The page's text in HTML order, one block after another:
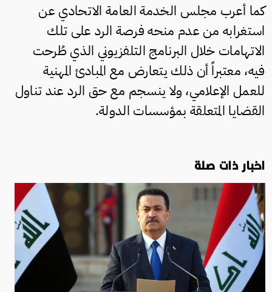
كما أعرب مجلس الخدمة العامة الاتحادي عن
استغرابه من عدم منحه فرصة الرد على تلك
الاتهامات خلال البرنامج التلفزيوني الذي طُرحت
فيه، معتبراً أن ذلك يتعارض مع المبادئ المهنية
للعمل الإعلامي، ولا ينسجم مع حق الرد عند تناول
القضايا المتعلقة بمؤسسات الدولة.
اخبار ذات صلة